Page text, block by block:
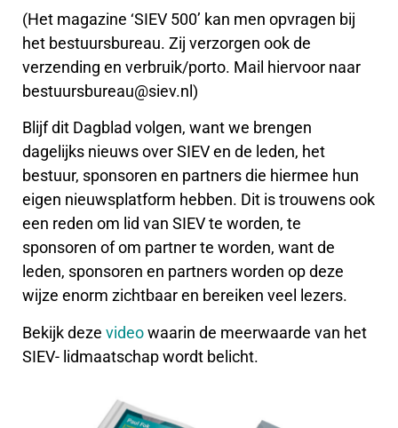
(Het magazine ‘SIEV 500’ kan men opvragen bij
het bestuursbureau. Zij verzorgen ook de
verzending en verbruik/porto. Mail hiervoor naar
bestuursbureau@siev.nl)
Blijf dit Dagblad volgen, want we brengen
dagelijks nieuws over SIEV en de leden, het
bestuur, sponsoren en partners die hiermee hun
eigen nieuwsplatform hebben. Dit is trouwens ook
een reden om lid van SIEV te worden, te
sponsoren of om partner te worden, want de
leden, sponsoren en partners worden op deze
wijze enorm zichtbaar en bereiken veel lezers.
Bekijk deze videowaarin de meerwaarde van het
SIEV- lidmaatschap wordt belicht.